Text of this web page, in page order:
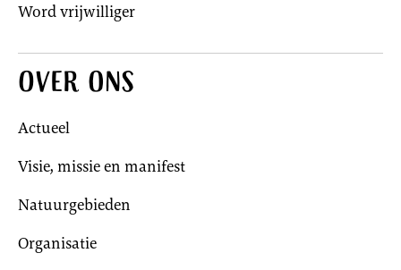
Word vrijwilliger
Over ons
Actueel
Visie, missie en manifest
Natuurgebieden
Organisatie